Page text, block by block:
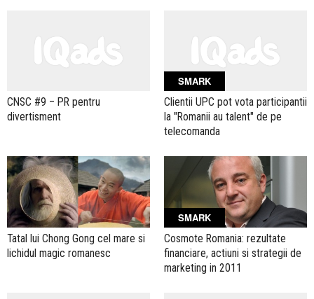
CNSC #9 – PR pentru
divertisment
SMARK
Clientii UPC pot vota participantii
la "Romanii au talent" de pe
telecomanda
Tatal lui Chong Gong cel mare si
lichidul magic romanesc
SMARK
Cosmote Romania: rezultate
financiare, actiuni si strategii de
marketing in 2011